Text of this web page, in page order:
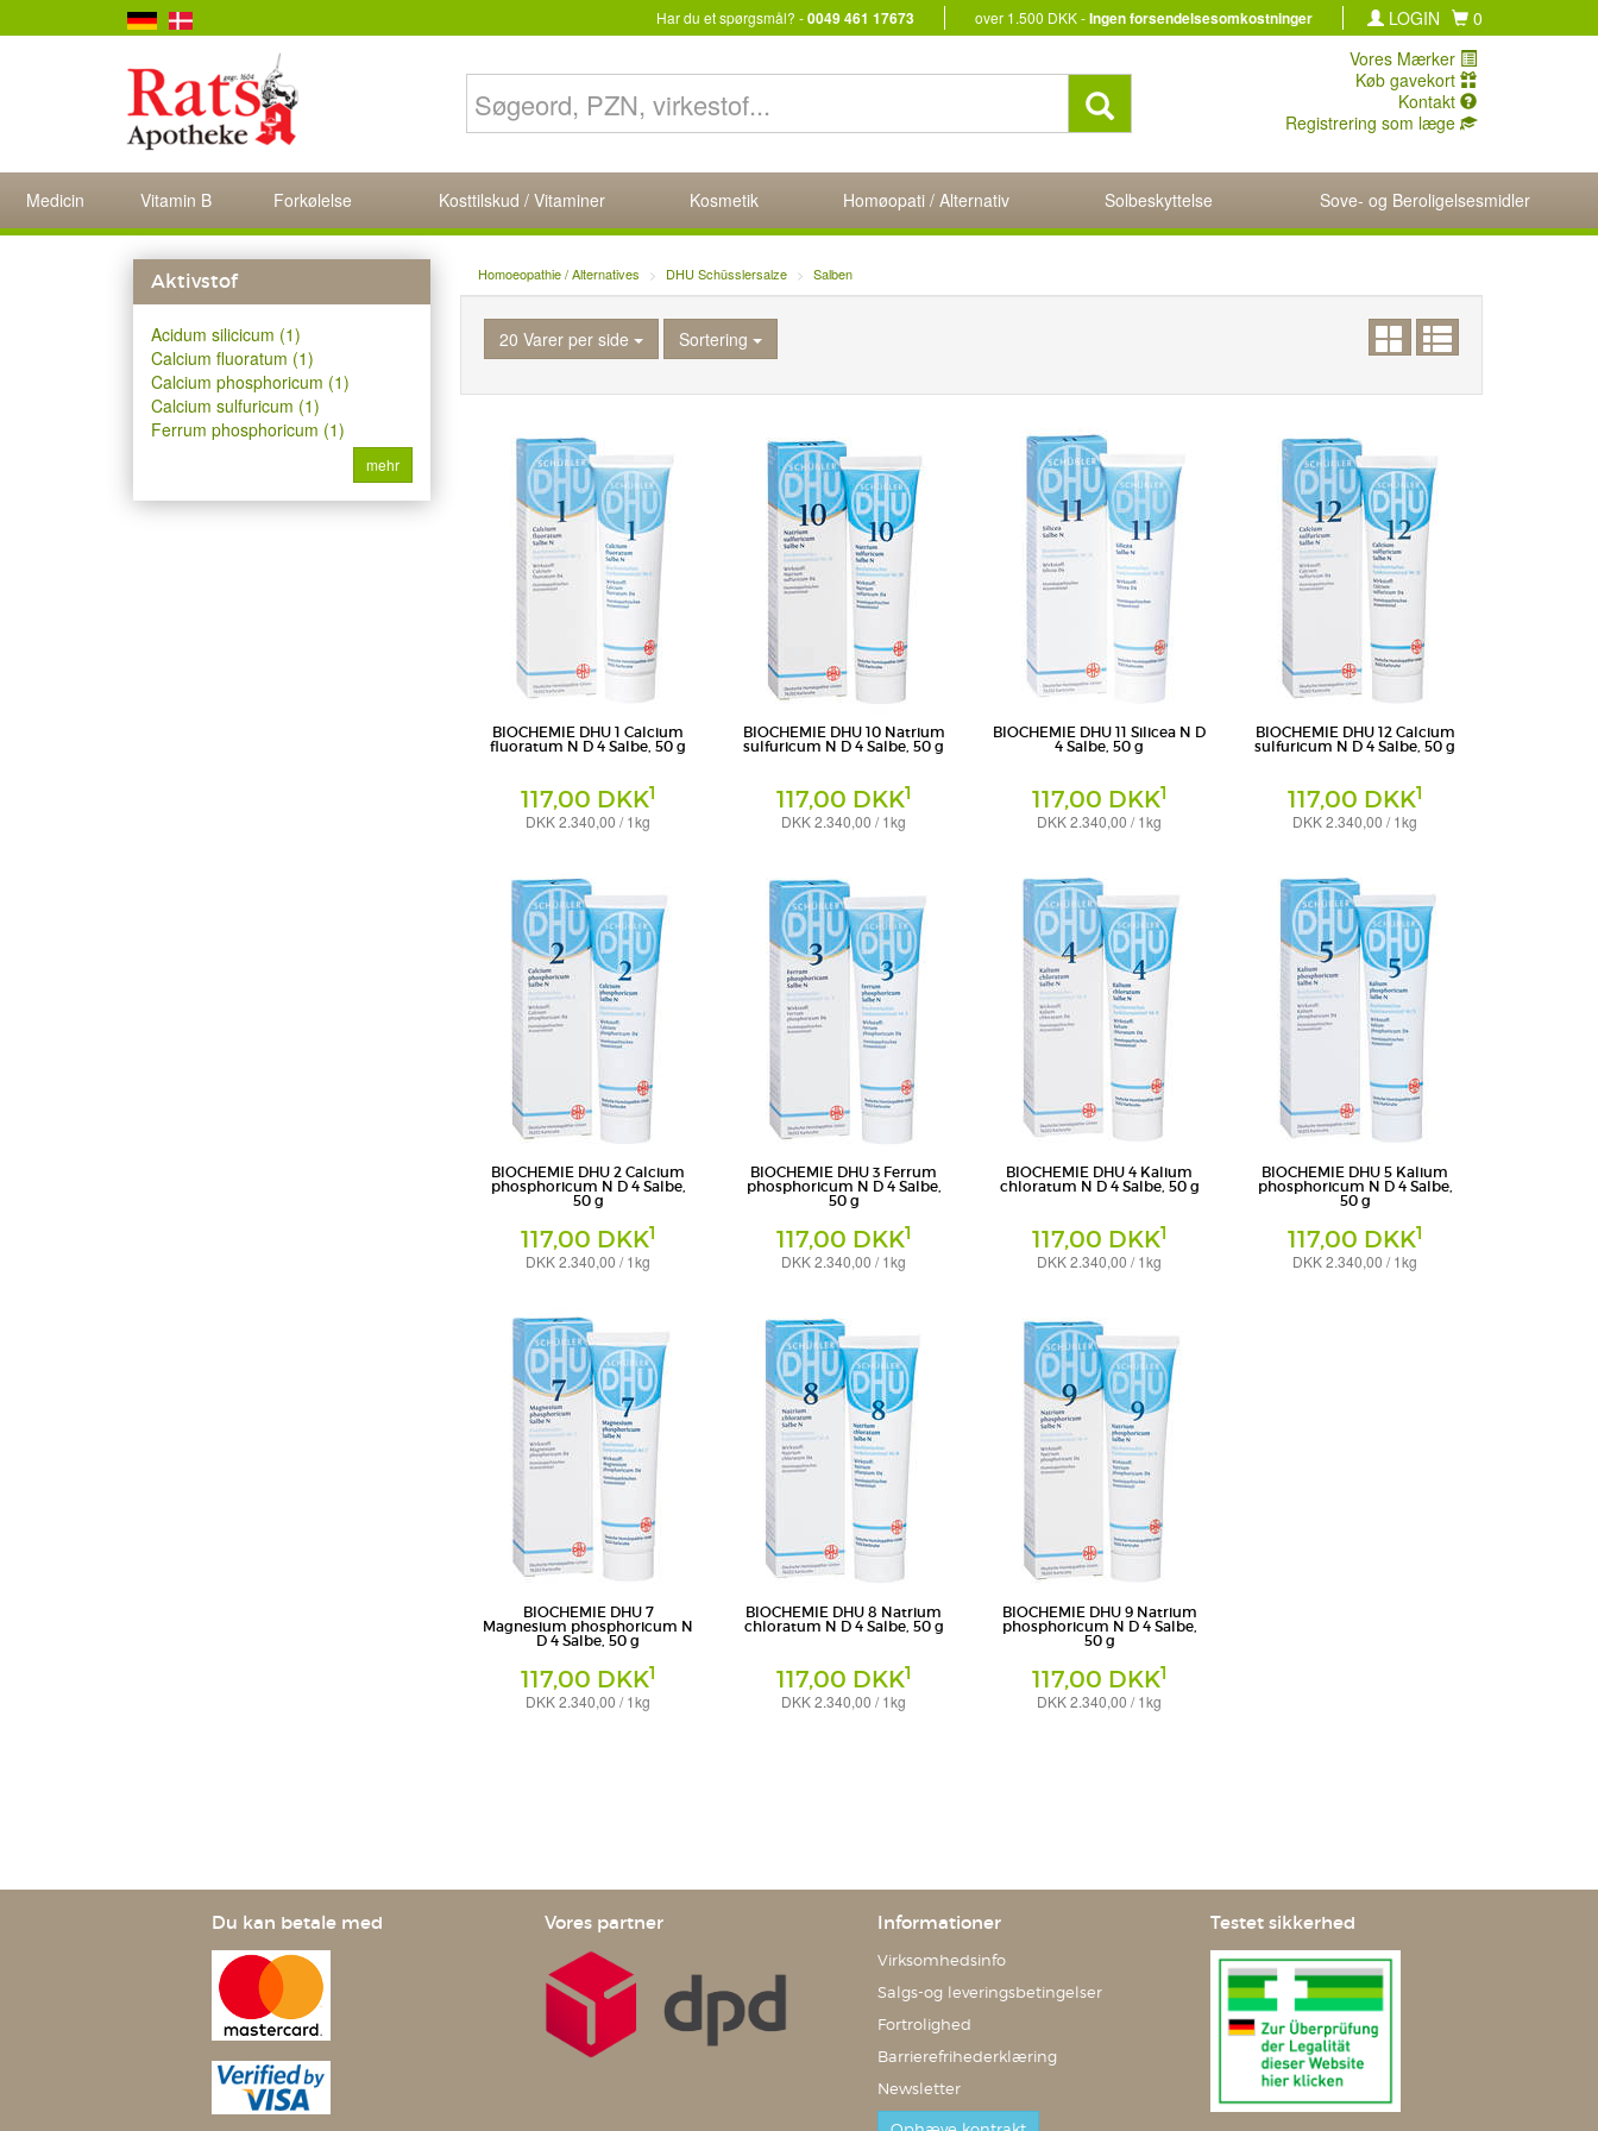
Har du et spørgsmål? -0049 461 17673 over 1.500 DKK -Ingen forsendelsesomkostninger LOGIN
0
Vores Mærker
Køb gavekort
Kontakt
Registrering som læge
Medicin Vitamin B Forkølelse Kosttilskud / Vitaminer Kosmetik Homøopati / Alternativ Solbeskyttelse Sove- og Beroligelsesmidler
Aktivstof
Acidum silicicum (1)
Calcium fluoratum (1)
Calcium phosphoricum (1)
Calcium sulfuricum (1)
Ferrum phosphoricum (1)
mehr
Homoeopathie / Alternatives DHU Schüsslersalze Salben
20 Varer per side Sortering
BIOCHEMIE DHU 1 Calcium
fluoratum N D 4 Salbe, 50 g
117,00 DKK1
DKK 2.340,00 / 1kg
BIOCHEMIE DHU 10 Natrium
sulfuricum N D 4 Salbe, 50 g
117,00 DKK1
DKK 2.340,00 / 1kg
BIOCHEMIE DHU 11 Silicea N D
4 Salbe, 50 g
117,00 DKK1
DKK 2.340,00 / 1kg
BIOCHEMIE DHU 12 Calcium
sulfuricum N D 4 Salbe, 50 g
117,00 DKK1
DKK 2.340,00 / 1kg
BIOCHEMIE DHU 2 Calcium
phosphoricum N D 4 Salbe,
50 g
117,00 DKK1
DKK 2.340,00 / 1kg
BIOCHEMIE DHU 3 Ferrum
phosphoricum N D 4 Salbe,
50 g
117,00 DKK1
DKK 2.340,00 / 1kg
BIOCHEMIE DHU 4 Kalium
chloratum N D 4 Salbe, 50 g
117,00 DKK1
DKK 2.340,00 / 1kg
BIOCHEMIE DHU 5 Kalium
phosphoricum N D 4 Salbe,
50 g
117,00 DKK1
DKK 2.340,00 / 1kg
BIOCHEMIE DHU 7
Magnesium phosphoricum N
D 4 Salbe, 50 g
117,00 DKK1
DKK 2.340,00 / 1kg
BIOCHEMIE DHU 8 Natrium
chloratum N D 4 Salbe, 50 g
117,00 DKK1
DKK 2.340,00 / 1kg
BIOCHEMIE DHU 9 Natrium
phosphoricum N D 4 Salbe,
50 g
117,00 DKK1
DKK 2.340,00 / 1kg
Du kan betale med Vores partner Informationer
Virksomhedsinfo
Salgs-og leveringsbetingelser
Fortrolighed
Barrierefrihederklæring
Newsletter
Testet sikkerhed